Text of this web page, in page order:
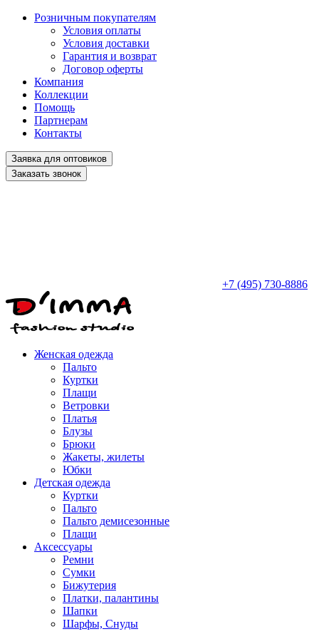
Розничным покупателям
Условия оплаты
Условия доставки
Гарантия и возврат
Договор оферты
Компания
Коллекции
Помощь
Партнерам
Контакты
Заявка для оптовиков
Заказать звонок
+7 (495) 730-8886
Женская одежда
Пальто
Куртки
Плащи
Ветровки
Платья
Блузы
Брюки
Жакеты, жилеты
Юбки
Детская одежда
Куртки
Пальто
Пальто демисезонные
Плащи
Аксессуары
Ремни
Сумки
Бижутерия
Платки, палантины
Шапки
Шарфы, Снуды